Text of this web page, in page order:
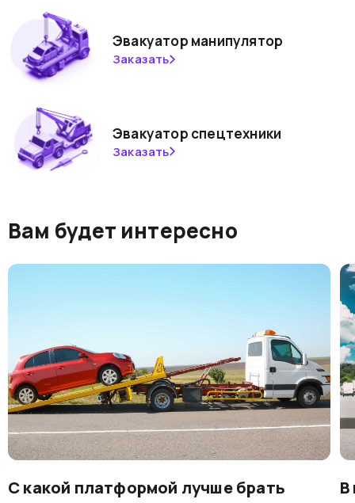
Эвакуатор манипулятор
Заказать
Эвакуатор спецтехники
Заказать
Вам будет интересно
С какой платформой лучше брать
В